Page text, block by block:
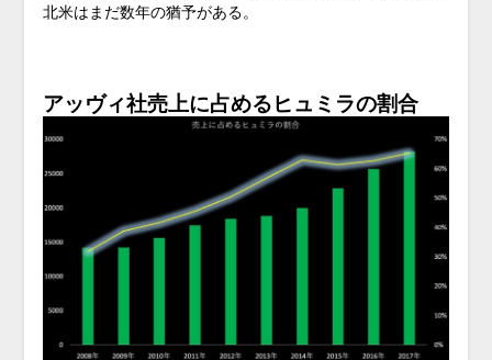
北米はまだ数年の猶予がある。
アッヴィ社売上に占めるヒュミラの割合